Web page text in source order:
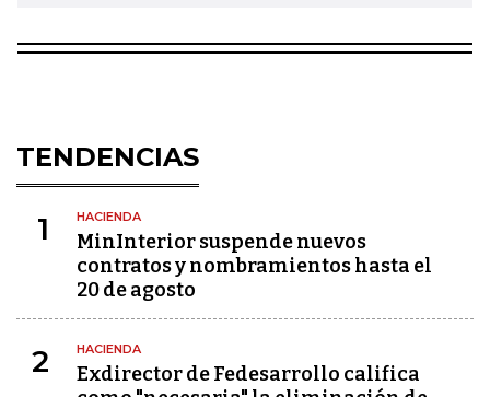
TENDENCIAS
1 HACIENDA
MinInterior suspende nuevos
contratos y nombramientos hasta el
20 de agosto
2 HACIENDA
Exdirector de Fedesarrollo califica